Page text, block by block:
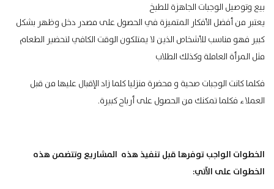
بيع وتوصيل الوجبات الجاهزة للطبخ
يعتبر من أفضل الأفكار المتميزة في الحصول على مصدر دخل وظهر بشكل
كبير فهو مناسب للأشخاص الذين لا يمتلكون الوقت الكافي لتحضير الطعام
مثل المرأة العاملة وكذلك الطلاب
فكلما كانت الوجبات صحية و محضرة منزليا كلما زاد الإقبال عليها من قبل
العملاء فكلما تمكنك من الحصول على أرباح كبيرة.
الخطوات الواجب توفرها قبل تنفيذ هذه المشاريع وتتضمن هذه
الخطوات على الآتي: